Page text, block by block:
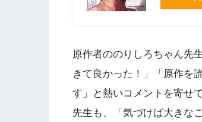
原作者ののりしろちゃん先
きて良かった！」「原作を
す」と熱いコメントを寄せ
先生も、「気づけば大きな